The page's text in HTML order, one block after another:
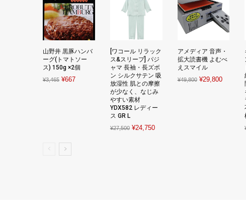
山野井 黒豚ハンバ
ーグ(トマトソー
ス) 150g ×2個
¥3,465 Original
¥667Current
[ワコール リラック
ス&スリープ] パジ
ャマ 長袖・長ズボ
ン シルクサテン 吸
放湿性 肌との摩擦
が少なく、なじみ
やすい素材
YDX582 レディー
ス GR L
¥27,500 Original
¥24,750Current
アメディア 音声・
拡大読書機 よむべ
えスマイル
¥49,800 Original
¥29,800Current